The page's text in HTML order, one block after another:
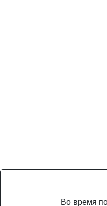
Во время